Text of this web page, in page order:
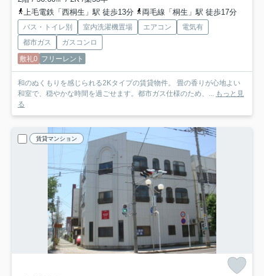
上毛電鉄「西桐生」駅 徒歩13分
両毛線「桐生」駅 徒歩17分
バス・トイレ別 室内洗濯機置場 エアコン
電気有
都市ガス
ガスコンロ
敷礼0 フリーレント
和のぬくもりを感じられる2Kタイプの賃貸物件。 畳の香りが心地よい
和室で、穏やかな時間を過ごせます。都市ガス仕様のため、... もっと見
る
賃貸マンション